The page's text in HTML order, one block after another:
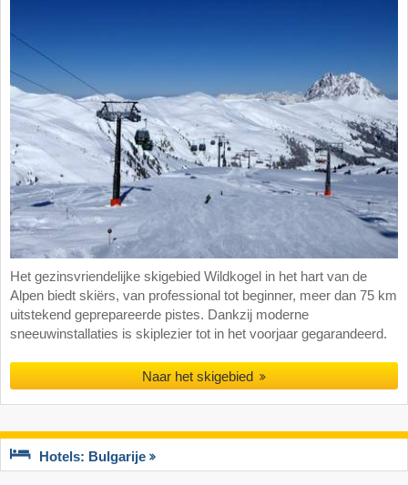
Het gezinsvriendelijke skigebied Wildkogel in het hart van de
Alpen biedt skiërs, van professional tot beginner, meer dan 75 km
uitstekend geprepareerde pistes. Dankzij moderne
sneeuwinstallaties is skiplezier tot in het voorjaar gegarandeerd.
Naar het skigebied
Hotels: Bulgarije